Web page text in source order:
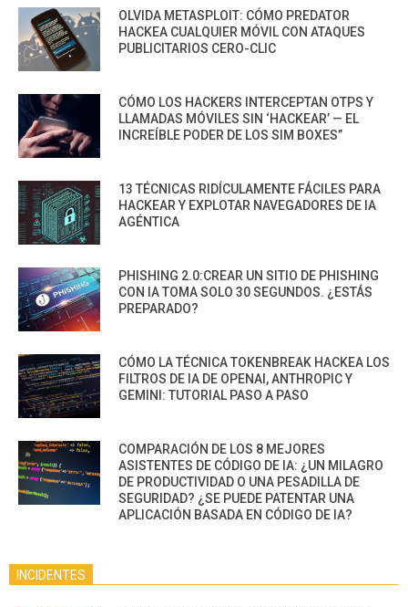
OLVIDA METASPLOIT: CÓMO PREDATOR
HACKEA CUALQUIER MÓVIL CON ATAQUES
PUBLICITARIOS CERO-CLIC
CÓMO LOS HACKERS INTERCEPTAN OTPS Y
LLAMADAS MÓVILES SIN ‘HACKEAR’ — EL
INCREÍBLE PODER DE LOS SIM BOXES”
13 TÉCNICAS RIDÍCULAMENTE FÁCILES PARA
HACKEAR Y EXPLOTAR NAVEGADORES DE IA
AGÉNTICA
PHISHING 2.0:CREAR UN SITIO DE PHISHING
CON IA TOMA SOLO 30 SEGUNDOS. ¿ESTÁS
PREPARADO?
CÓMO LA TÉCNICA TOKENBREAK HACKEA LOS
FILTROS DE IA DE OPENAI, ANTHROPIC Y
GEMINI: TUTORIAL PASO A PASO
COMPARACIÓN DE LOS 8 MEJORES
ASISTENTES DE CÓDIGO DE IA: ¿UN MILAGRO
DE PRODUCTIVIDAD O UNA PESADILLA DE
SEGURIDAD? ¿SE PUEDE PATENTAR UNA
APLICACIÓN BASADA EN CÓDIGO DE IA?
INCIDENTES